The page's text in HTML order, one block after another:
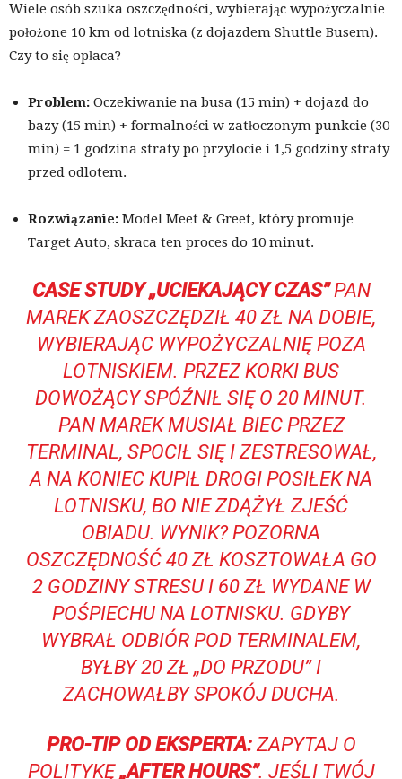
Wiele osób szuka oszczędności, wybierając wypożyczalnie
położone 10 km od lotniska (z dojazdem Shuttle Busem).
Czy to się opłaca?
Problem: Oczekiwanie na busa (15 min) + dojazd do
bazy (15 min) + formalności w zatłoczonym punkcie (30
min) = 1 godzina straty po przylocie i 1,5 godziny straty
przed odlotem.
Rozwiązanie: Model Meet & Greet, który promuje
Target Auto, skraca ten proces do 10 minut.
CASE STUDY „UCIEKAJĄCY CZAS”PAN
MAREK ZAOSZCZĘDZIŁ 40 ZŁ NA DOBIE,
WYBIERAJĄC WYPOŻYCZALNIĘ POZA
LOTNISKIEM. PRZEZ KORKI BUS
DOWOŻĄCY SPÓŹNIŁ SIĘ O 20 MINUT.
PAN MAREK MUSIAŁ BIEC PRZEZ
TERMINAL, SPOCIŁ SIĘ I ZESTRESOWAŁ,
A NA KONIEC KUPIŁ DROGI POSIŁEK NA
LOTNISKU, BO NIE ZDĄŻYŁ ZJEŚĆ
OBIADU. WYNIK? POZORNA
OSZCZĘDNOŚĆ 40 ZŁ KOSZTOWAŁA GO
2 GODZINY STRESU I 60 ZŁ WYDANE W
POŚPIECHU NA LOTNISKU. GDYBY
WYBRAŁ ODBIÓR POD TERMINALEM,
BYŁBY 20 ZŁ „DO PRZODU” I
ZACHOWAŁBY SPOKÓJ DUCHA.
PRO-TIP OD EKSPERTA:ZAPYTAJ O
POLITYKĘ„AFTER HOURS”. JEŚLI TWÓJ